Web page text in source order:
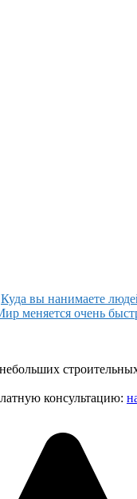
Куда вы нанимаете
меняется очень
консультацию: